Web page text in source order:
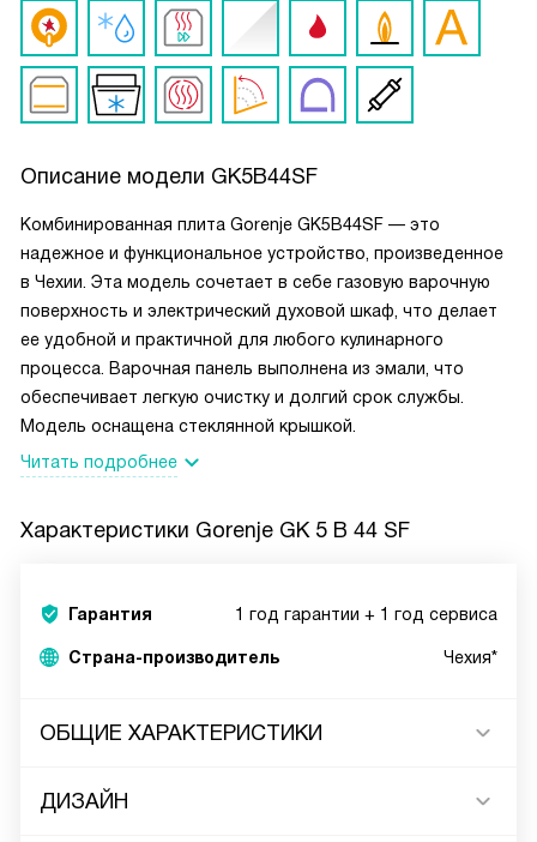
Описание модели GK5B44SF
Комбинированная плита Gorenje GK5B44SF — это
надежное и функциональное устройство, произведенное
в Чехии. Эта модель сочетает в себе газовую варочную
поверхность и электрический духовой шкаф, что делает
ее удобной и практичной для любого кулинарного
процесса. Варочная панель выполнена из эмали, что
обеспечивает легкую очистку и долгий срок службы.
Модель оснащена стеклянной крышкой.
Читать подробнее
Характеристики Gorenje GK 5 B 44 SF
Гарантия 1 год гарантии + 1 год сервиса
Страна-производитель Чехия*
ОБЩИЕ ХАРАКТЕРИСТИКИ
ДИЗАЙН